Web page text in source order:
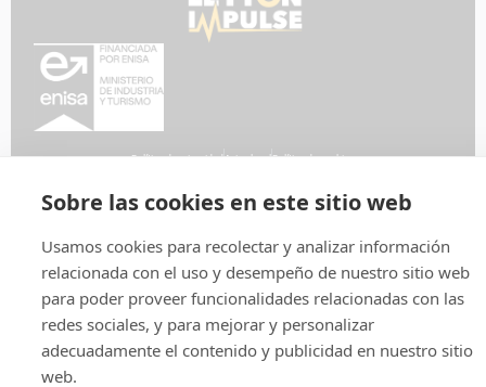
Política de privacidadAviso legalPolítica de cookies
Sobre las cookies en este sitio web
Usamos cookies para recolectar y analizar información
relacionada con el uso y desempeño de nuestro sitio web
para poder proveer funcionalidades relacionadas con las
redes sociales, y para mejorar y personalizar
adecuadamente el contenido y publicidad en nuestro sitio
web.